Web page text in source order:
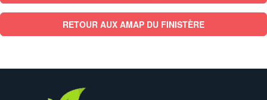
RETOUR AUX AMAP DU FINISTÈRE